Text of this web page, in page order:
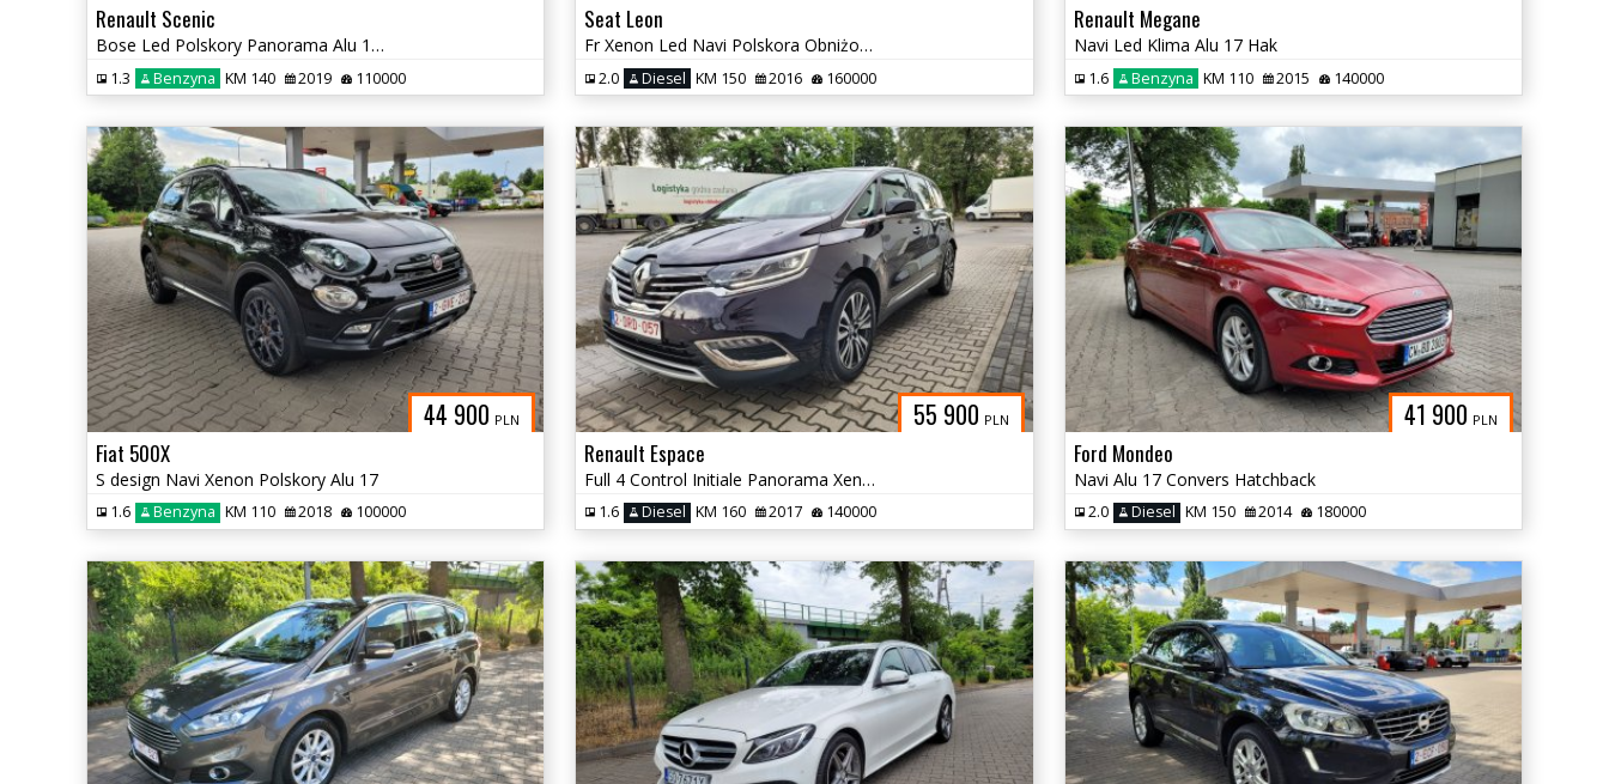
Renault Scenic
Bose Led Polskory Panorama Alu 19 Kamera
1.3 Benzyna KM 140 2019 110000
Seat Leon
Fr Xenon Led Navi Polskora Obniżony Dokladki
2.0 Diesel KM 150 2016 160000
Renault Megane
Navi Led Klima Alu 17 Hak
1.6 Benzyna KM 110 2015 140000
44 900 PLN
Fiat 500X
S design Navi Xenon Polskory Alu 17
1.6 Benzyna KM 110 2018 100000
55 900 PLN
Renault Espace
Full 4 Control Initiale Panorama Xenon Led Skory Alu 18
1.6 Diesel KM 160 2017 140000
41 900 PLN
Ford Mondeo
Navi Alu 17 Convers Hatchback
2.0 Diesel KM 150 2014 180000